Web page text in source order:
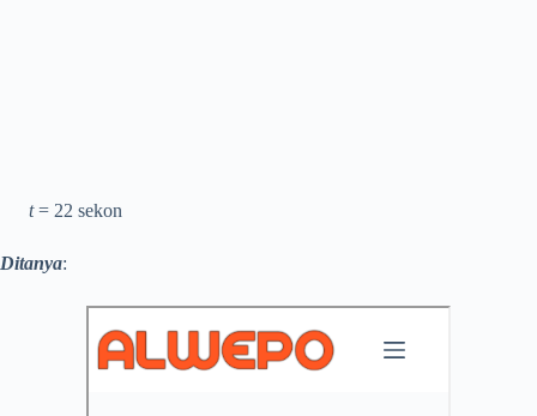
t= 22 sekon
Ditanya: